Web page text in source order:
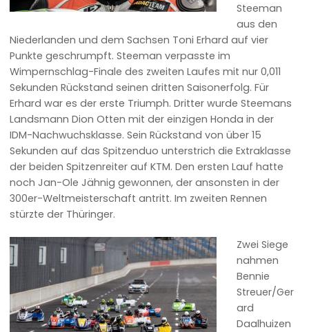
Steeman
aus den
Niederlanden und dem Sachsen Toni Erhard auf vier
Punkte geschrumpft. Steeman verpasste im
Wimpernschlag-Finale des zweiten Laufes mit nur 0,011
Sekunden Rückstand seinen dritten Saisonerfolg. Für
Erhard war es der erste Triumph. Dritter wurde Steemans
Landsmann Dion Otten mit der einzigen Honda in der
IDM-Nachwuchsklasse. Sein Rückstand von über 15
Sekunden auf das Spitzenduo unterstrich die Extraklasse
der beiden Spitzenreiter auf KTM. Den ersten Lauf hatte
noch Jan-Ole Jähnig gewonnen, der ansonsten in der
300er-Weltmeisterschaft antritt. Im zweiten Rennen
stürzte der Thüringer.
Zwei Siege
nahmen
Bennie
Streuer/Ger
ard
Daalhuizen